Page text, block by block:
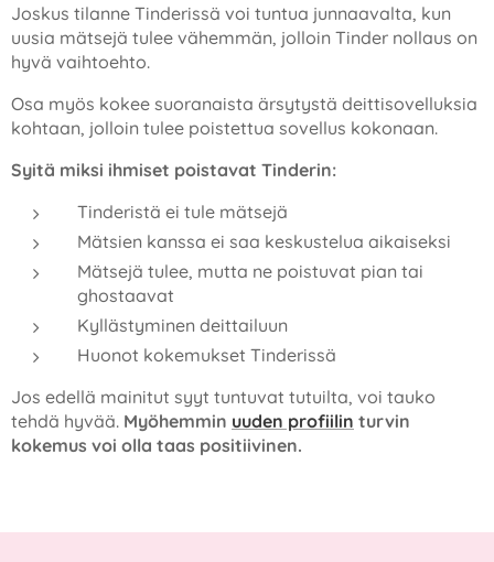
Joskus tilanne Tinderissä voi tuntua junnaavalta, kun
uusia mätsejä tulee vähemmän, jolloin Tinder nollaus on
hyvä vaihtoehto.
Osa myös kokee suoranaista ärsytystä deittisovelluksia
kohtaan, jolloin tulee poistettua sovellus kokonaan.
Syitä miksi ihmiset poistavat Tinderin:
Tinderistä ei tule mätsejä
Mätsien kanssa ei saa keskustelua aikaiseksi
Mätsejä tulee, mutta ne poistuvat pian tai
ghostaavat
Kyllästyminen deittailuun
Huonot kokemukset Tinderissä
Jos edellä mainitut syyt tuntuvat tutuilta, voi tauko
tehdä hyvää. Myöhemmin uuden profiilin turvin
kokemus voi olla taas positiivinen.